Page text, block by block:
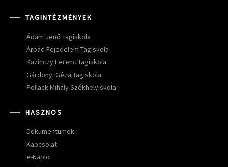
TAGINTÉZMÉNYEK
Ádám Jenő Tagiskola
Árpád Fejedelem Tagiskola
Kazinczy Ferenc Tagiskola
Gárdonyi Géza Tagiskola
Pollack Mihály Székhelyiskola
HASZNOS
Dokumentumok
Kapcsolat
e-Napló